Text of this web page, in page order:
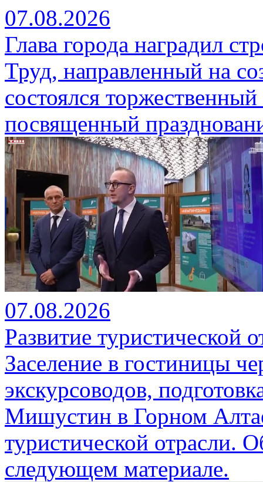
07.08.2026
Глава города наградил
Труд, направленный на
состоялся
посвященный
07.08.2026
Развитие туристической
Заселение в гостиницы
экскурсоводов,
Мишустин в Горном
туристической отрасли.
следующем материале.